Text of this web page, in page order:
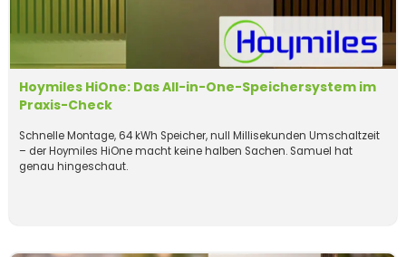
Hoymiles HiOne: Das All-in-One-Speichersystem im
Praxis-Check
Schnelle Montage, 64 kWh Speicher, null Millisekunden Umschaltzeit
– der Hoymiles HiOne macht keine halben Sachen. Samuel hat
genau hingeschaut.